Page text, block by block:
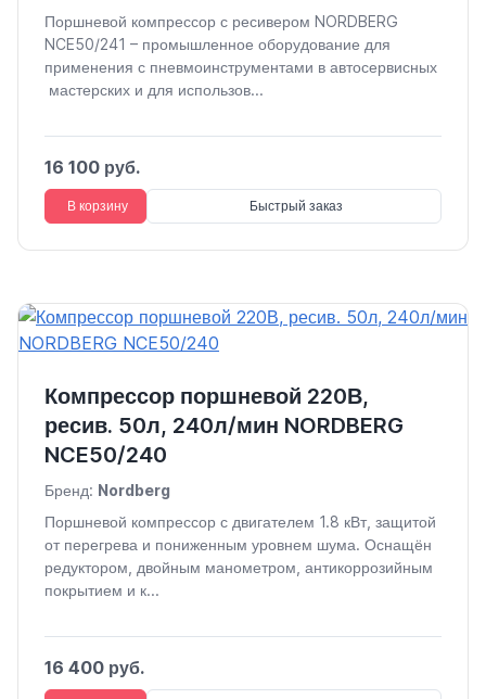
Поршневой компрессор с ресивером NORDBERG
NCE50/241 – промышленное оборудование для
применения с пневмоинструментами в автосервисных
мастерских и для использов...
16 100 руб.
В корзину Быстрый заказ
Компрессор поршневой 220В,
ресив. 50л, 240л/мин NORDBERG
NCE50/240
Бренд: Nordberg
Поршневой компрессор с двигателем 1.8 кВт, защитой
от перегрева и пониженным уровнем шума. Оснащён
редуктором, двойным манометром, антикоррозийным
покрытием и к...
16 400 руб.